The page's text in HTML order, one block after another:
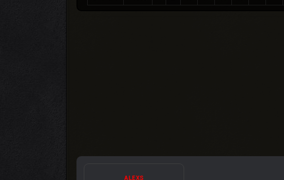
ALEXS